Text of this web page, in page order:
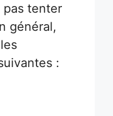
pas tenter
général,
: